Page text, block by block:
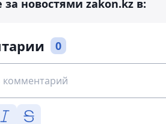
за новостями zakon.kz в:
0